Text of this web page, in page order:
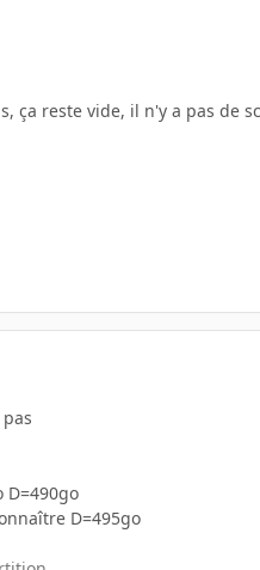
ça reste vide, il n'y a pas de
D=490go
D=495go